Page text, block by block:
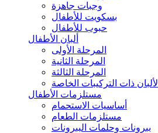
وجبات جاهزة
بسكويت للأطفال
حبوب للأطفال
ألبان الأطفال
المرحلة الأولى
المرحلة الثانية
المرحلة الثالثة
الألبان ذات التركيبات الخاصة
مستلزمات الأطفال
أساسيات الاستحمام
مستلزمات الطعام
ببرونات وحلمات الببرونات